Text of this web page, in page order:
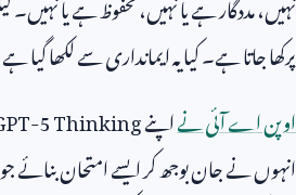
پرکھا جاتا ہے۔ کیا یہ ایمانداری سے لکھا گیا
اوپن اے آئی نےاپنے5 Thinking
انہوں نے جان بوجھ کر ایسے امتحان بنائے